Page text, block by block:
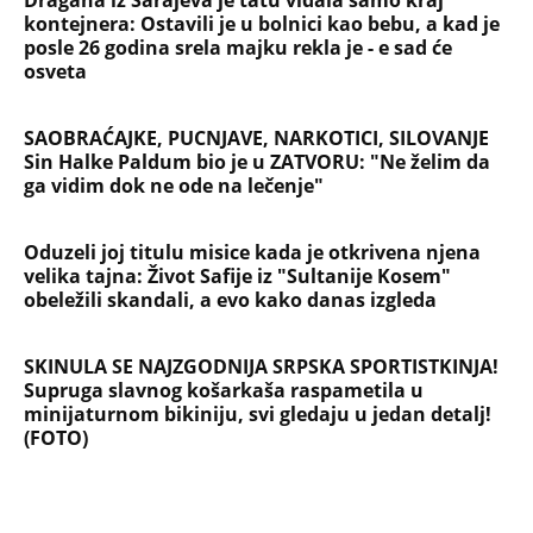
kontejnera: Ostavili je u bolnici kao bebu, a kad je
posle 26 godina srela majku rekla je - e sad će
osveta
SAOBRAĆAJKE, PUCNJAVE, NARKOTICI, SILOVANJE
Sin Halke Paldum bio je u ZATVORU: "Ne želim da
ga vidim dok ne ode na lečenje"
Oduzeli joj titulu misice kada je otkrivena njena
velika tajna: Život Safije iz "Sultanije Kosem"
obeležili skandali, a evo kako danas izgleda
SKINULA SE NAJZGODNIJA SRPSKA SPORTISTKINJA!
Supruga slavnog košarkaša raspametila u
minijaturnom bikiniju, svi gledaju u jedan detalj!
(FOTO)